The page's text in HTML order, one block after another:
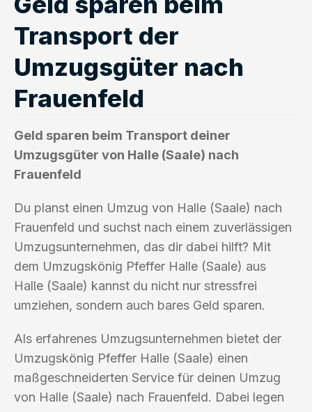
Transport der
Umzugsgüter nach
Frauenfeld
Geld sparen beim Transport deiner
Umzugsgüter von Halle (Saale) nach
Frauenfeld
Du planst einen Umzug von Halle (Saale) nach
Frauenfeld und suchst nach einem zuverlässigen
Umzugsunternehmen, das dir dabei hilft? Mit
dem Umzugskönig Pfeffer Halle (Saale) aus
Halle (Saale) kannst du nicht nur stressfrei
umziehen, sondern auch bares Geld sparen.
Als erfahrenes Umzugsunternehmen bietet der
Umzugskönig Pfeffer Halle (Saale) einen
maßgeschneiderten Service für deinen Umzug
von Halle (Saale) nach Frauenfeld. Dabei legen